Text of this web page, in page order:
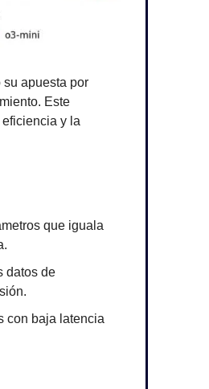
apuesta por
Este
y la
que iguala
datos de
con baja latencia